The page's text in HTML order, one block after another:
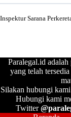
Inspektur Sarana
Paralegal.id
yang telah
Silakan hubungi
Hubungi kami
Twitter